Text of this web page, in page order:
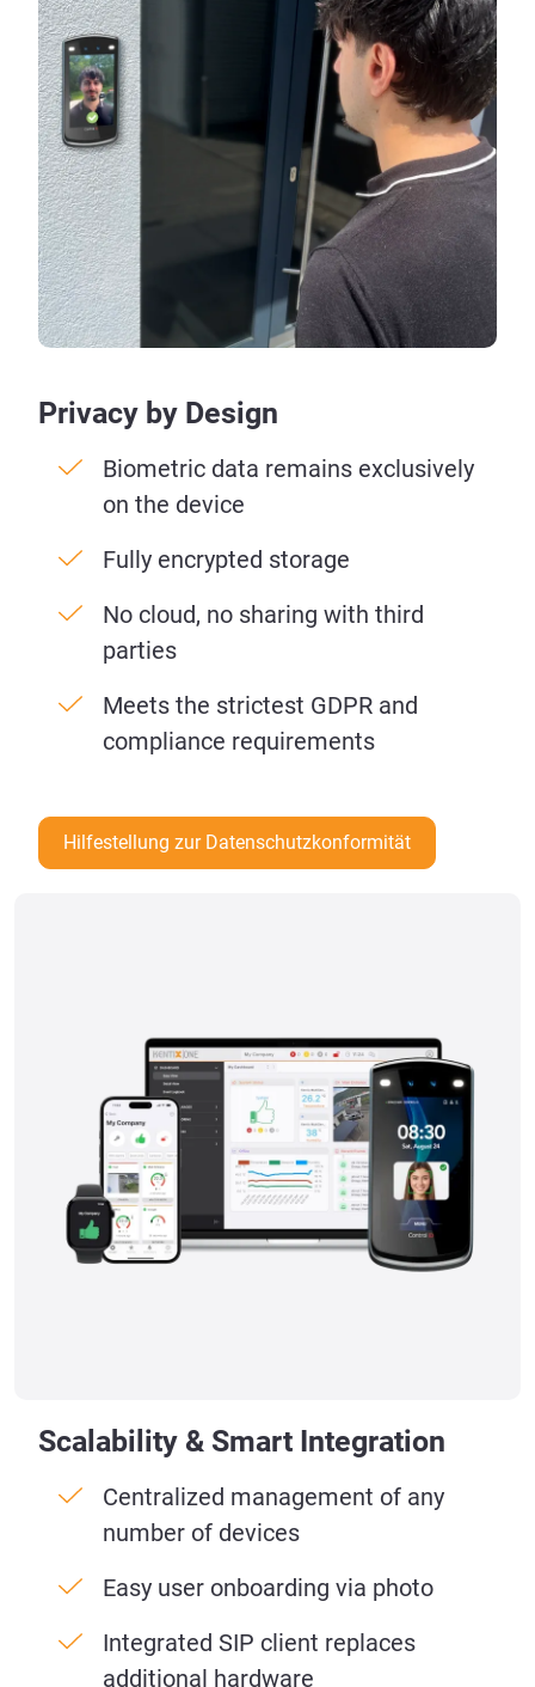
Privacy by Design
Biometric data remains exclusively
on the device
Fully encrypted storage
No cloud, no sharing with third
parties
Meets the strictest GDPR and
compliance requirements
Hilfestellung zur Datenschutzkonformität
Scalability & Smart Integration
Centralized management of any
number of devices
Easy user onboarding via photo
Integrated SIP client replaces
additional hardware